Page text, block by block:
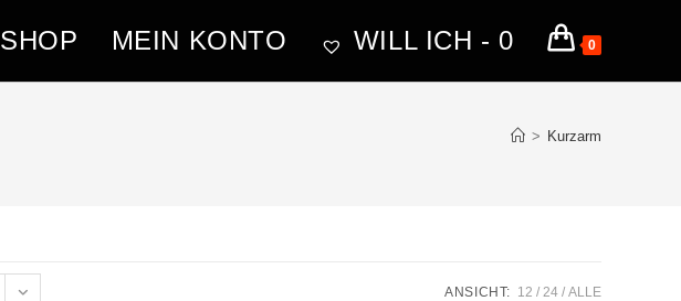
SHOP MEIN KONTO WILL ICH - 0 0
> Kurzarm
ANSICHT: 12 24 ALLE